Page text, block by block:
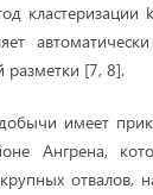
кластеризации
автоматически
разметки [7, 8].
имеет
Ангрена,
отвалов,